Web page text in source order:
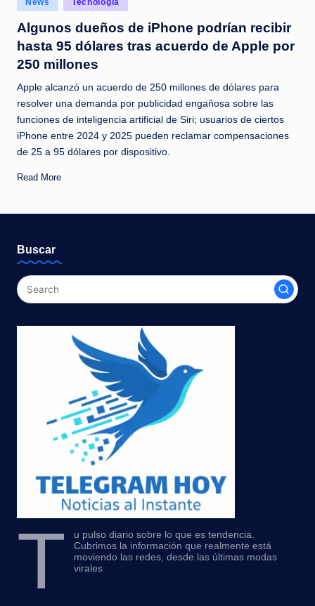
c
i
a
a
l
i
n
t
n
t
in
News Tecnología
Algunos dueños de iPhone podrían recibir
hasta 95 dólares tras acuerdo de Apple por
250 millones
Apple alcanzó un acuerdo de 250 millones de dólares para
resolver una demanda por publicidad engañosa sobre las
funciones de inteligencia artificial de Siri; usuarios de ciertos
iPhone entre 2024 y 2025 pueden reclamar compensaciones
de 25 a 95 dólares por dispositivo.
Read More
Buscar
T
u pulso diario sobre lo que es tendencia.
Cubrimos la información que realmente está
moviendo las redes, desde las últimas modas
virales